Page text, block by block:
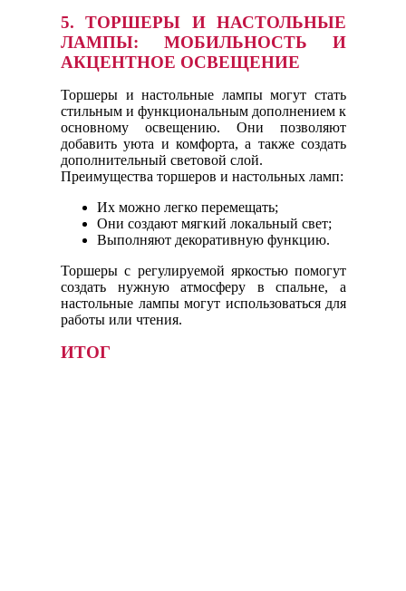
5. ТОРШЕРЫ И НАСТОЛЬНЫЕ
ЛАМПЫ: МОБИЛЬНОСТЬ И
АКЦЕНТНОЕ ОСВЕЩЕНИЕ
Торшеры и настольные лампы могут стать
стильным и функциональным дополнением к
основному освещению. Они позволяют
добавить уюта и комфорта, а также создать
дополнительный световой слой.
Преимущества торшеров и настольных ламп:
Их можно легко перемещать;
Они создают мягкий локальный свет;
Выполняют декоративную функцию.
Торшеры с регулируемой яркостью помогут
создать нужную атмосферу в спальне, а
настольные лампы могут использоваться для
работы или чтения.
ИТОГ